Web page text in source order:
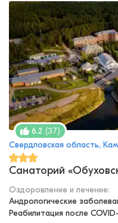
6.2 (37)
Свердловская область,
Санаторий
Оздоровление и лечение:
Андрологические
Реабилитация после